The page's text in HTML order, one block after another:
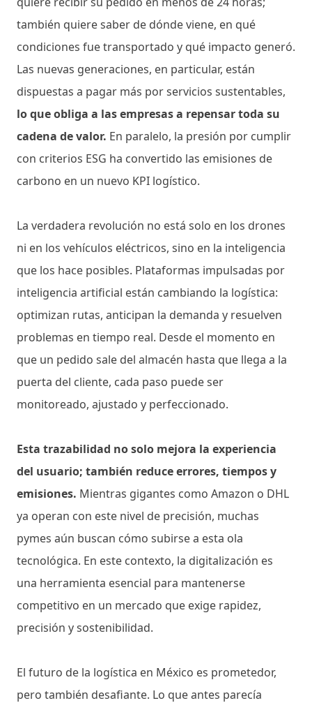
también quiere saber de dónde viene, en qué
condiciones fue transportado y qué impacto generó.
Las nuevas generaciones, en particular, están
dispuestas a pagar más por servicios sustentables,
lo que obliga a las empresas a repensar toda su
cadena de valor. En paralelo, la presión por cumplir
con criterios ESG ha convertido las emisiones de
carbono en un nuevo KPI logístico.
La verdadera revolución no está solo en los drones
ni en los vehículos eléctricos, sino en la inteligencia
que los hace posibles. Plataformas impulsadas por
inteligencia artificial están cambiando la logística:
optimizan rutas, anticipan la demanda y resuelven
problemas en tiempo real. Desde el momento en
que un pedido sale del almacén hasta que llega a la
puerta del cliente, cada paso puede ser
monitoreado, ajustado y perfeccionado.
Esta trazabilidad no solo mejora la experiencia
del usuario; también reduce errores, tiempos y
emisiones. Mientras gigantes como Amazon o DHL
ya operan con este nivel de precisión, muchas
pymes aún buscan cómo subirse a esta ola
tecnológica. En este contexto, la digitalización es
una herramienta esencial para mantenerse
competitivo en un mercado que exige rapidez,
precisión y sostenibilidad.
El futuro de la logística en México es prometedor,
pero también desafiante. Lo que antes parecía